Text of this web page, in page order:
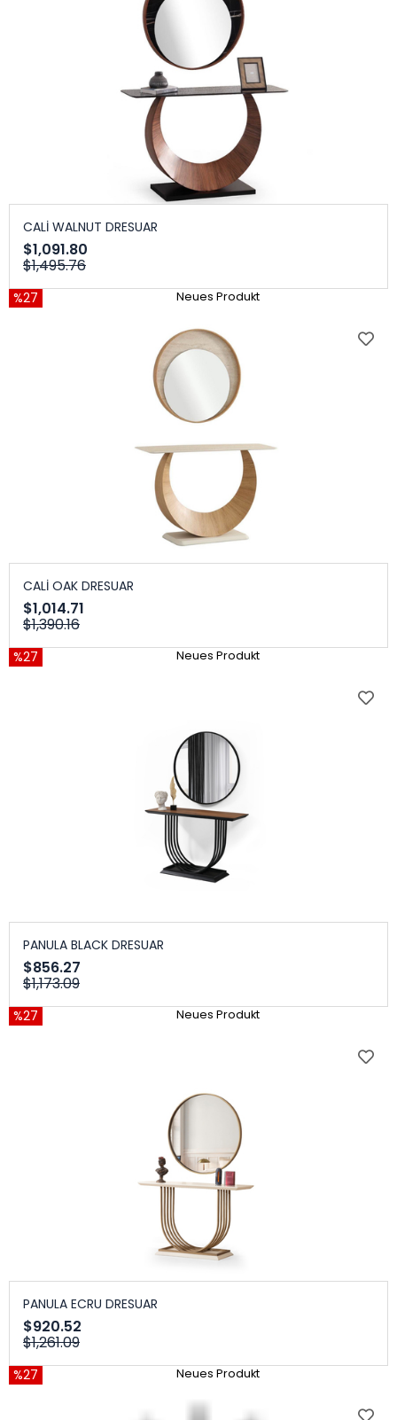
CALİ WALNUT DRESUAR
$1,091.80
$1,495.76
%27 Neues Produkt
CALİ OAK DRESUAR
$1,014.71
$1,390.16
%27 Neues Produkt
PANULA BLACK DRESUAR
$856.27
$1,173.09
%27 Neues Produkt
PANULA ECRU DRESUAR
$920.52
$1,261.09
%27 Neues Produkt